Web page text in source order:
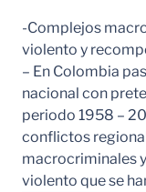
-Complejos
violento y
– En Colombia
nacional con
periodo 1958 –
conflictos
macrocriminales
violento que se